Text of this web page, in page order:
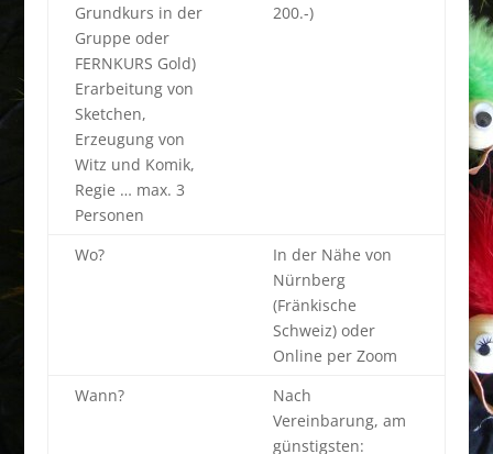
Grundkurs in der
Gruppe oder
FERNKURS Gold)
Erarbeitung von
Sketchen,
Erzeugung von
Witz und Komik,
Regie … max. 3
Personen
200.-)
Wo?
In der Nähe von
Nürnberg
(Fränkische
Schweiz) oder
Online per Zoom
Wann?
Nach
Vereinbarung, am
günstigsten: